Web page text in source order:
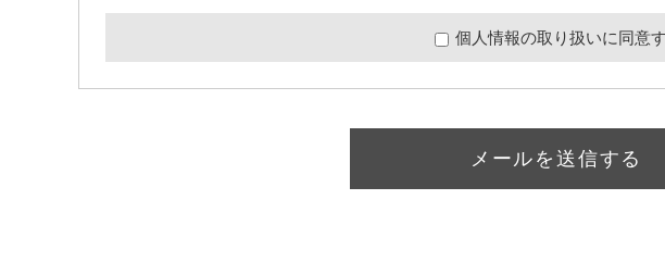
個人情報の取り扱いに同意
メールを送信する